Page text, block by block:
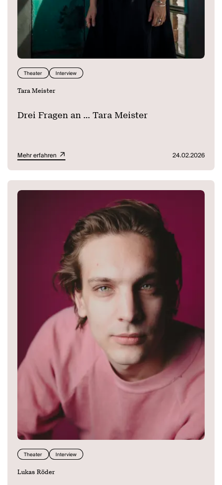
Theater Interview
Tara Meister
Drei Fragen an ... Tara Meister
Mehr erfahren 24.02.2026
Theater Interview
Lukas Röder